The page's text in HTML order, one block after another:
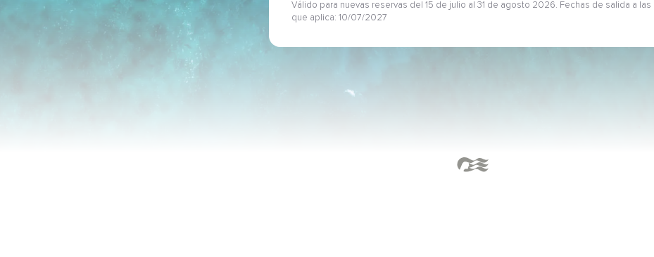
Válido para nuevas reservas del 15 de julio al 31 de agosto 2026. Fechas de salida a las
que aplica: 10/07/2027